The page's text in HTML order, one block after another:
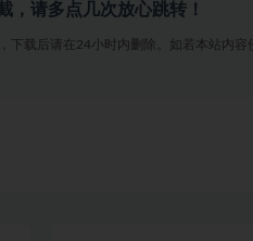
，请多点几次放心跳转！
载后请在24小时内删除。如若本站内容